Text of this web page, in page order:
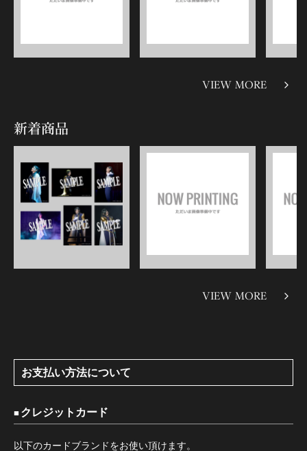
VIEW MORE
新着商品
VIEW MORE
お支払い方法について
クレジットカード
以下のカードブランドをお使い頂けます。